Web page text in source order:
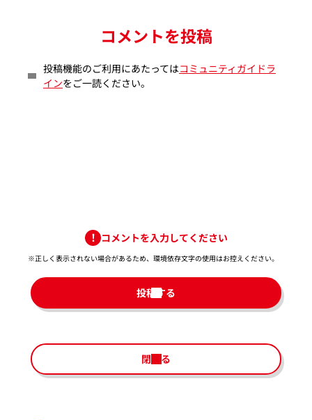
コメントを投稿
投稿機能のご利用にあたってはコミュニティガイドラ
インをご一読ください。
コメントを入力してください
※正しく表示されない場合があるため、環境依存文字の使用はお控えください。​
投稿する
閉じる